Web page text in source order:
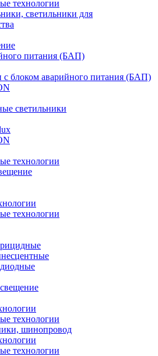
технологии
светильники для
питания (БАП)
с блоком аварийного питания (БАП)
светильники
технологии
технологии
технологии
шинопровод
технологии